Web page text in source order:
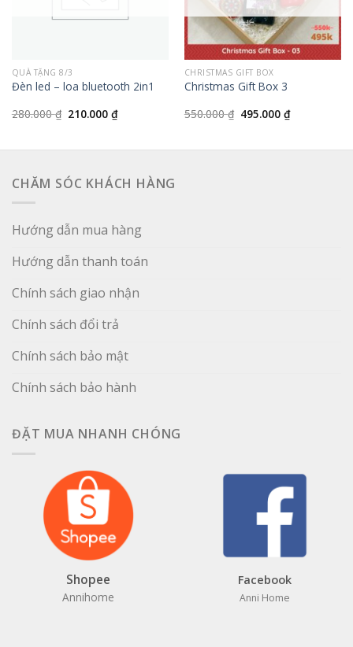
QUÀ TẶNG 8/3
Đèn led – loa bluetooth 2in1
280.000₫ Giá
210.000 ₫Giá
hiện
210.000 ₫.
CHRISTMAS GIFT BOX
Christmas Gift Box 3
550.000₫ Giá
495.000 ₫Giá
hiện
495.000 ₫.
CHĂM SÓC KHÁCH HÀNG
Hướng dẫn mua hàng
Hướng dẫn thanh toán
Chính sách giao nhận
Chính sách đổi trả
Chính sách bảo mật
Chính sách bảo hành
ĐẶT MUA NHANH CHÓNG
Shopee
Annihome
Facebook
Anni Home